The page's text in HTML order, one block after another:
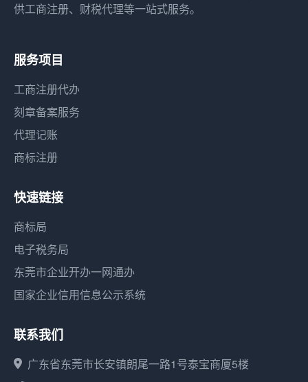
供工商注册、财税代理等一站式服务。
服务项目
工商注册代办
刻章备案服务
代理记账
商标注册
快速链接
商标局
电子税务局
东莞市企业开办一网通办
国家企业信用信息公示系统
联系我们
广东省东莞市长安镇朗尾一路1号泰宝商厦5楼